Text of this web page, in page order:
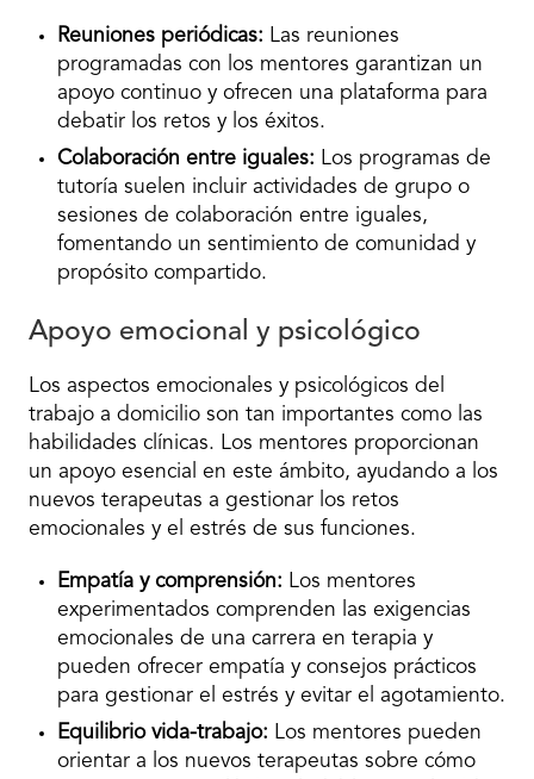
Reuniones periódicas: Las reuniones
programadas con los mentores garantizan un
apoyo continuo y ofrecen una plataforma para
debatir los retos y los éxitos.
Colaboración entre iguales: Los programas de
tutoría suelen incluir actividades de grupo o
sesiones de colaboración entre iguales,
fomentando un sentimiento de comunidad y
propósito compartido.
Apoyo emocional y psicológico
Los aspectos emocionales y psicológicos del
trabajo a domicilio son tan importantes como las
habilidades clínicas. Los mentores proporcionan
un apoyo esencial en este ámbito, ayudando a los
nuevos terapeutas a gestionar los retos
emocionales y el estrés de sus funciones.
Empatía y comprensión: Los mentores
experimentados comprenden las exigencias
emocionales de una carrera en terapia y
pueden ofrecer empatía y consejos prácticos
para gestionar el estrés y evitar el agotamiento.
Equilibrio vida-trabajo: Los mentores pueden
orientar a los nuevos terapeutas sobre cómo